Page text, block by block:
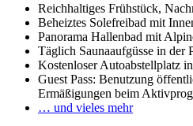
Reichhaltiges Frühstück,
Beheiztes Solefreibad mit
Panorama Hallenbad mit
Täglich Saunaaufgüsse in der
Kostenloser Autoabstellplatz
Guest Pass: Benutzung
Ermäßigungen beim
… und vieles mehr